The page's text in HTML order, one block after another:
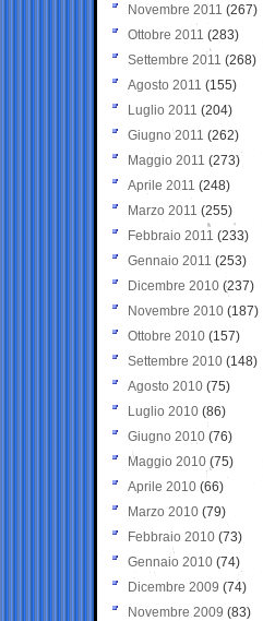
Novembre 2011 (267)
Ottobre 2011 (283)
Settembre 2011 (268)
Agosto 2011 (155)
Luglio 2011 (204)
Giugno 2011 (262)
Maggio 2011 (273)
Aprile 2011 (248)
Marzo 2011 (255)
Febbraio 2011 (233)
Gennaio 2011 (253)
Dicembre 2010 (237)
Novembre 2010 (187)
Ottobre 2010 (157)
Settembre 2010 (148)
Agosto 2010 (75)
Luglio 2010 (86)
Giugno 2010 (76)
Maggio 2010 (75)
Aprile 2010 (66)
Marzo 2010 (79)
Febbraio 2010 (73)
Gennaio 2010 (74)
Dicembre 2009 (74)
Novembre 2009 (83)